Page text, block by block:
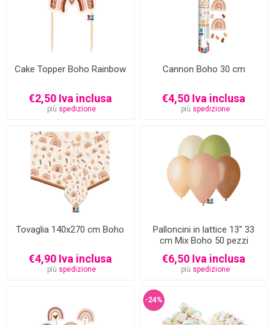
Cake Topper Boho Rainbow
€2,50 Iva inclusa
più spedizione
Cannon Boho 30 cm
€4,50 Iva inclusa
più spedizione
Tovaglia 140x270 cm Boho
€4,90 Iva inclusa
più spedizione
Palloncini in lattice 13'' 33
cm Mix Boho 50 pezzi
€6,50 Iva inclusa
più spedizione
-24%